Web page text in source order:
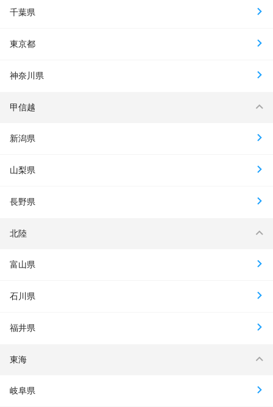
千葉県
東京都
神奈川県
甲信越
新潟県
山梨県
長野県
北陸
富山県
石川県
福井県
東海
岐阜県